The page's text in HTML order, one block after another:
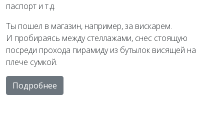
паспорт и т.д.
Ты пошел в магазин, например, за вискарем.
И пробираясь между стеллажами, снес стоящую
посреди прохода пирамиду из бутылок висящей на
плече сумкой.
Подробнее